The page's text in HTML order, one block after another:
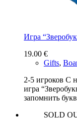
Игра
19.00 €
Gifts,
2-5 игроков С
игра
запомнить
SOLD